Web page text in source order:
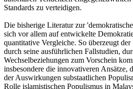
Standards zu verteidigen.
Die bisherige Literatur zur
sich vor allem auf entwickelte
quantitative Vergleiche. So überzeugt
durch seine ausführlichen Fallstudien,
Wechselbeziehungen zum Vorschein
insbesondere die innovativeren Ansätze,
der Auswirkungen substaatlichen
Rolle islamistischen Populismus in